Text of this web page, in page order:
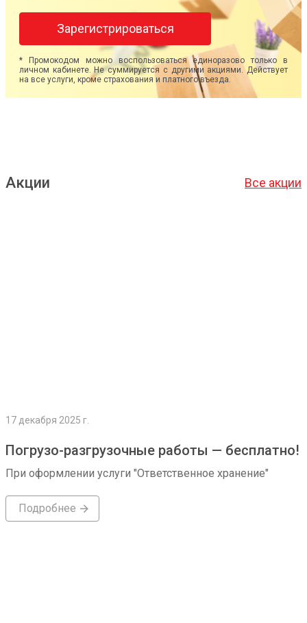
Зарегистрироваться
* Промокодом можно воспользоваться единоразово только в
личном кабинете. Не суммируется с другими акциями. Действует
на все услуги, кроме страхования и платного въезда.
Акции Все акции
17 декабря 2025 г.
Погрузо-разгрузочные работы — бесплатно!
При оформлении услуги "Ответственное хранение"
Подробнее